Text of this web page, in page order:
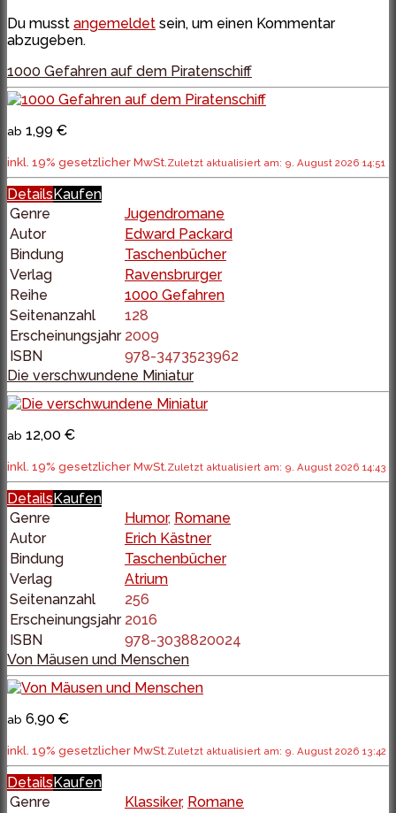
Du musst angemeldet sein, um einen Kommentar
abzugeben.
1000 Gefahren auf dem Piratenschiff
ab 1,99 €
inkl. 19% gesetzlicher MwSt.Zuletzt aktualisiert am: 9. August 2026 14:51
Details Kaufen
Genre
Jugendromane
Autor
Edward Packard
Bindung
Taschenbücher
Verlag
Ravensbrurger
Reihe
1000 Gefahren
Seitenanzahl
128
Erscheinungsjahr 2009
ISBN
978-3473523962
Die verschwundene Miniatur
ab 12,00 €
inkl. 19% gesetzlicher MwSt.Zuletzt aktualisiert am: 9. August 2026 14:43
Details Kaufen
Genre
Humor, Romane
Autor
Erich Kästner
Bindung
Taschenbücher
Verlag
Atrium
Seitenanzahl
256
Erscheinungsjahr 2016
ISBN
978-3038820024
Von Mäusen und Menschen
ab 6,90 €
inkl. 19% gesetzlicher MwSt.Zuletzt aktualisiert am: 9. August 2026 13:42
Details Kaufen
Genre
Klassiker, Romane